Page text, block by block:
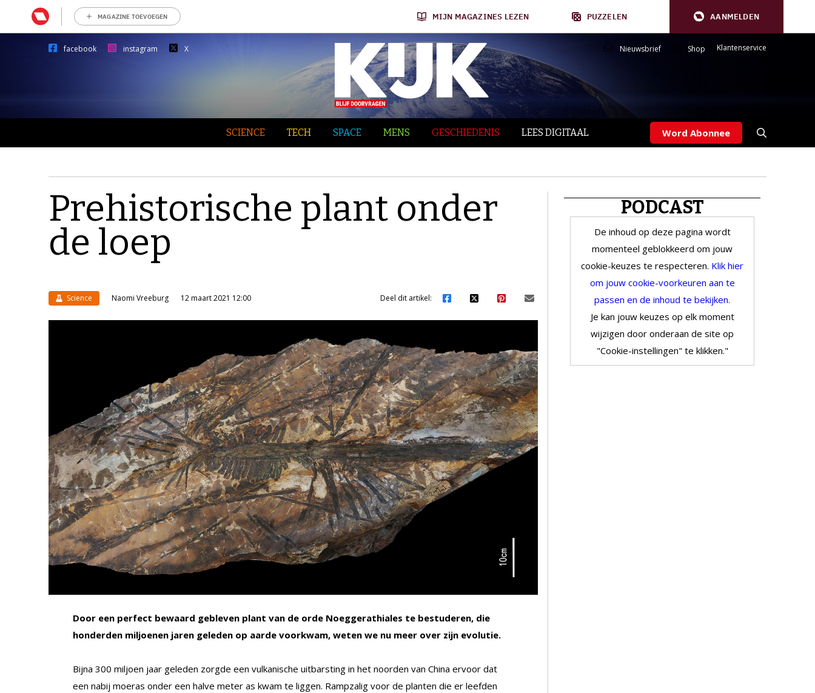
MAGAZINE TOEVOEGEN MIJN MAGAZINES LEZEN PUZZELEN AANMELDEN
facebook instagram X Nieuwsbrief Shop Klantenservice
SCIENCE TECH SPACE MENS GESCHIEDENIS LEES DIGITAAL Word Abonnee
Prehistorische plant onder
de loep
Science Naomi Vreeburg 12 maart 2021 12:00 Deel dit artikel:
Door een perfect bewaard gebleven plant van de orde Noeggerathiales te bestuderen, die
honderden miljoenen jaren geleden op aarde voorkwam, weten we nu meer over zijn evolutie.
Bijna 300 miljoen jaar geleden zorgde een vulkanische uitbarsting in het noorden van China ervoor dat
een nabij moeras onder een halve meter as kwam te liggen. Rampzalig voor de planten die er leefden
PODCAST
De inhoud op deze pagina wordt
momenteel geblokkeerd om jouw
cookie-keuzes te respecteren. Klik hier
om jouw cookie-voorkeuren aan te
passen en de inhoud te bekijken.
Je kan jouw keuzes op elk moment
wijzigen door onderaan de site op
"Cookie-instellingen" te klikken."